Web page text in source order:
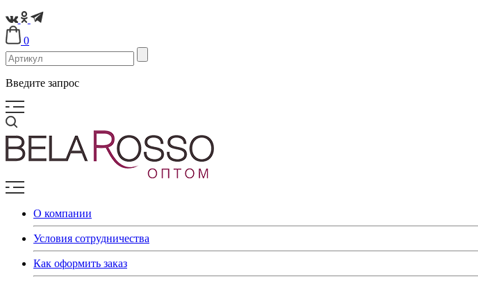
0
Введите запрос
О компании
Условия сотрудничества
Как оформить заказ